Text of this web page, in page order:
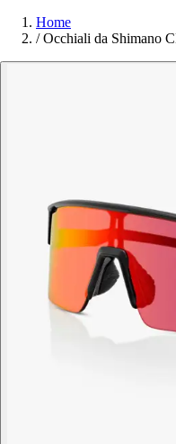
Home
/ Occhiali da Shimano